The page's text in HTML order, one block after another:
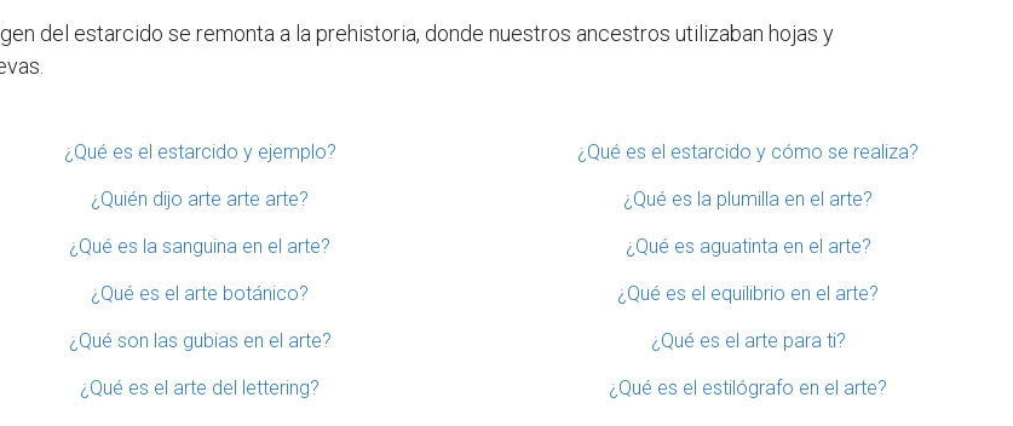
del estarcido se remonta a la prehistoria, donde nuestros ancestros utilizaban hojas y
¿Qué es el estarcido y ejemplo? ¿Qué es el estarcido y cómo se realiza?
¿Quién dijo arte arte arte? ¿Qué es la plumilla en el arte?
¿Qué es la sanguina en el arte? ¿Qué es aguatinta en el arte?
¿Qué es el arte botánico? ¿Qué es el equilibrio en el arte?
¿Qué son las gubias en el arte? ¿Qué es el arte para ti?
¿Qué es el arte del lettering? ¿Qué es el estilógrafo en el arte?